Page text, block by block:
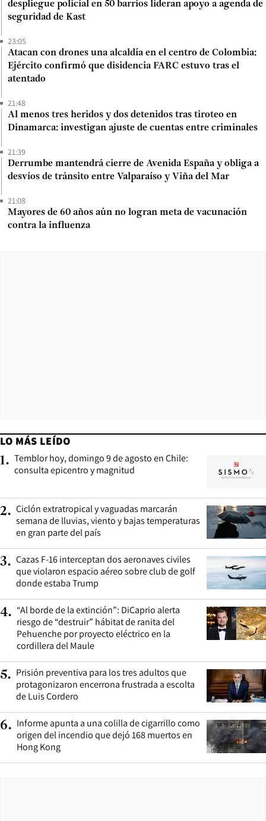
despliegue policial en 50 barrios lideran apoyo a agenda de
seguridad de Kast
23:05
Atacan con drones una alcaldía en el centro de Colombia:
Ejército confirmó que disidencia FARC estuvo tras el
atentado
21:48
Al menos tres heridos y dos detenidos tras tiroteo en
Dinamarca: investigan ajuste de cuentas entre criminales
21:39
Derrumbe mantendrá cierre de Avenida España y obliga a
desvíos de tránsito entre Valparaíso y Viña del Mar
21:08
Mayores de 60 años aún no logran meta de vacunación
contra la influenza
LO MÁS LEÍDO
1. Temblor hoy, domingo 9 de agosto en Chile:
consulta epicentro y magnitud
2. Ciclón extratropical y vaguadas marcarán
semana de lluvias, viento y bajas temperaturas
en gran parte del país
3. Cazas F-16 interceptan dos aeronaves civiles
que violaron espacio aéreo sobre club de golf
donde estaba Trump
4. “Al borde de la extinción”: DiCaprio alerta
riesgo de “destruir” hábitat de ranita del
Pehuenche por proyecto eléctrico en la
cordillera del Maule
5. Prisión preventiva para los tres adultos que
protagonizaron encerrona frustrada a escolta
de Luis Cordero
6. Informe apunta a una colilla de cigarrillo como
origen del incendio que dejó 168 muertos en
Hong Kong